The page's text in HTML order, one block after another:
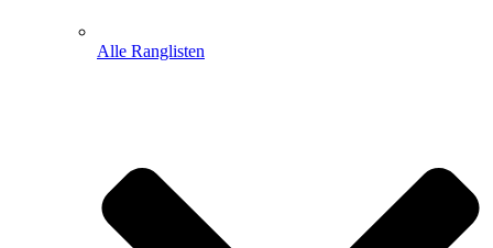
Alle Ranglisten